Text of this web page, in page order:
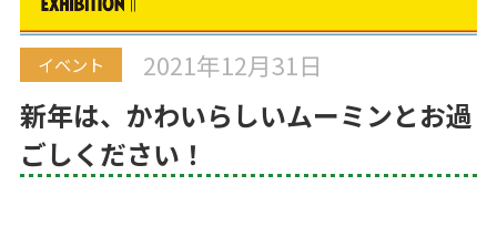
イベント 2021年12月31日
新年は、かわいらしいムーミンとお過
ごしください！